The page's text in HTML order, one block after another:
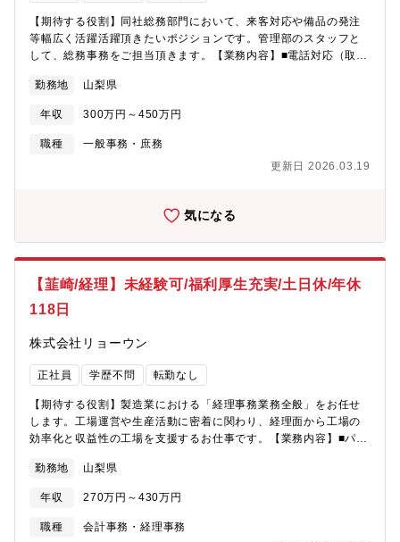
【期待する役割】同社総務部門において、来客対応や備品の発注
等幅広く活躍活躍頂きたいポジションです。管理部のスタッフと
して、総務事務をご担当頂きます。【業務内容】■電話対応（取次
成、管理（基本的にはPC操作での事務処理となります） 【就業環
境】働き方改革を進めており、年間休日も徐々に増え、仕事とプ
ライベートの時間をしっかりと分ける事が可能となります。株式
会社ミラプログループとして、本社近くの企業型保育施設、単
勤務地 山梨県
年収 300万円～450万円
職種
一般事務・庶務
更新日 2026.03.19
気になる
【韮崎/経理】未経験可/福利厚生充実/土日休/年休
118日
株式会社リョーウン
正社員 学歴不問 転勤なし
【期待する役割】製造業における「経理事務業務全般」をお任せ
します。工場運営や生産活動に密着に関わり、経理面から工場の
効率化と収益性の工場を支援するお仕事です。【業務内容】■パソ
造原価報告書、損益計算書、貸借対照表など会計処理に関する日
次、月次、年次処理全般をご担当頂きま■原価計算書、在庫管理、
予算管理などにも携われます■ゆくゆくは、生産性向上のために必
要な工程、品質、安全、衛生管理などをお任せします。 【就業環
勤務地 山梨県
年収 270万円～430万円
職種
会計事務・経理事務